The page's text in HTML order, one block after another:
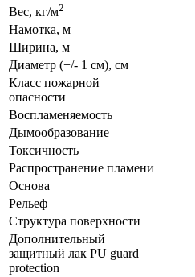
Вес, кг/м2
Намотка, м
Ширина, м
Диаметр (+/- 1 см), см
Класс пожарной
опасности
Воспламеняемость
Дымообразование
Токсичность
Распространение пламени
Основа
Рельеф
Структура поверхности
Дополнительный
защитный лак PU guard
protection